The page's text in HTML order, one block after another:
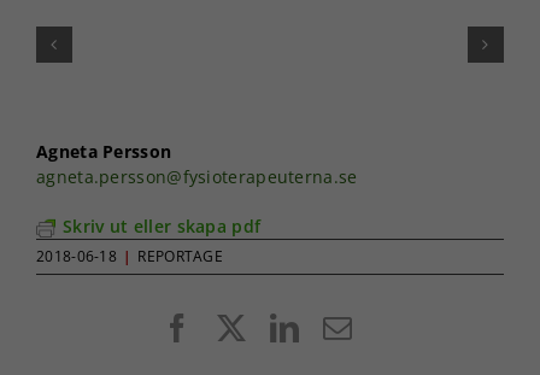
Agneta Persson
agneta.persson@fysioterapeuterna.se
Skriv ut eller skapa pdf
2018-06-18 | REPORTAGE
FacebookLinkedIn
E-